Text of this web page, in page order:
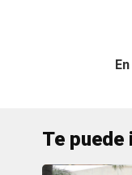
Te puede